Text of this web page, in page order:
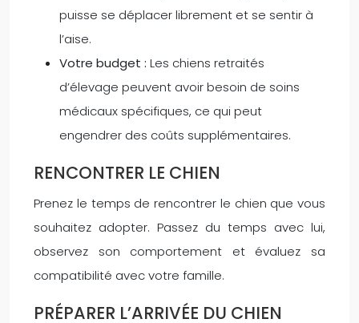
puisse se déplacer librement et se sentir à
l’aise.
Votre budget : Les chiens retraités
d’élevage peuvent avoir besoin de soins
médicaux spécifiques, ce qui peut
engendrer des coûts supplémentaires.
RENCONTRER LE CHIEN
Prenez le temps de rencontrer le chien que vous
souhaitez adopter. Passez du temps avec lui,
observez son comportement et évaluez sa
compatibilité avec votre famille.
PRÉPARER L’ARRIVÉE DU CHIEN